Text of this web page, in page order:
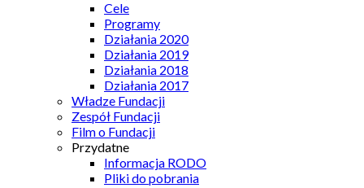
Cele
Programy
Działania 2020
Działania 2019
Działania 2018
Działania 2017
Władze Fundacji
Zespół Fundacji
Film o Fundacji
Przydatne
Informacja RODO
Pliki do pobrania